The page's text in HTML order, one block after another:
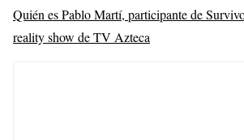
Quién es Pablo Martí, participante de
reality show de TV Azteca